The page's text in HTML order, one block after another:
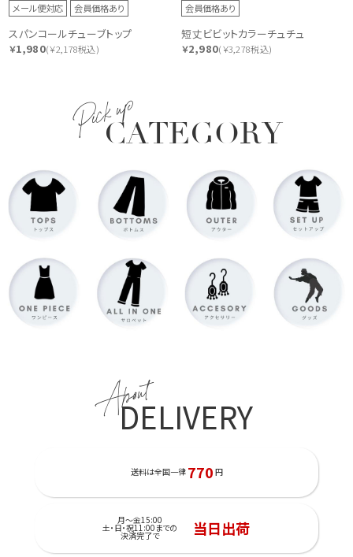
メール便対応 会員価格あり
スパンコールチューブトップ
￥1,980(￥2,178税込)
会員価格あり
短丈ビビットカラーチュチュ
￥2,980(￥3,278税込)
Pick upCATEGORY
About
DELIVERY
送料は全国一律 770 円
月～金15:00
土・日・祝11:00までの
決済完了で 当日出荷